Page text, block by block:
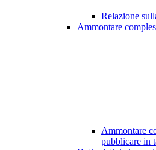
Relazione
Ammontare
Ammontare
pubblicare in